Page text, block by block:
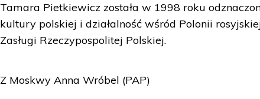
Tamara Pietkiewicz została w 1998 roku
kultury polskiej i działalność wśród Polonii
Zasługi Rzeczypospolitej Polskiej.
Z Moskwy Anna Wróbel (PAP)